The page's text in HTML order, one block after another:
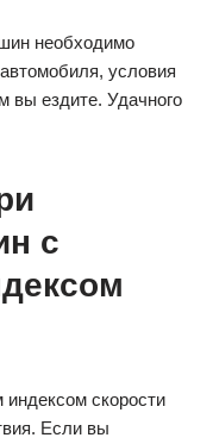
необходимо
условия
вы ездите. Удачного
с
скорости
Если вы